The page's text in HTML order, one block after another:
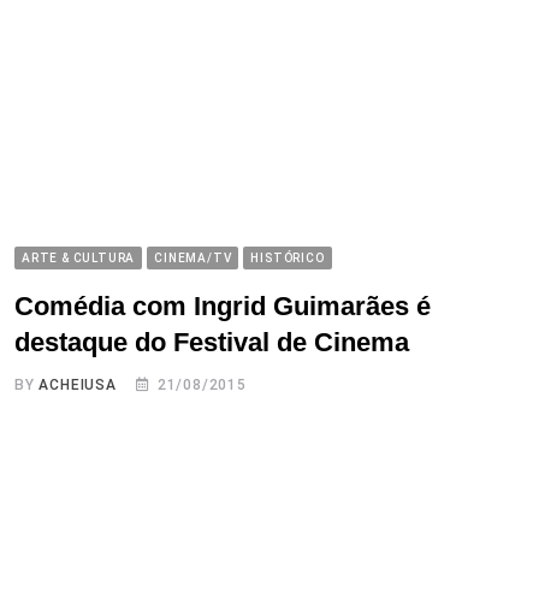
ARTE & CULTURA CINEMA/TV HISTÓRICO
Comédia com Ingrid Guimarães é
destaque do Festival de Cinema
BYACHEIUSA 21/08/2015